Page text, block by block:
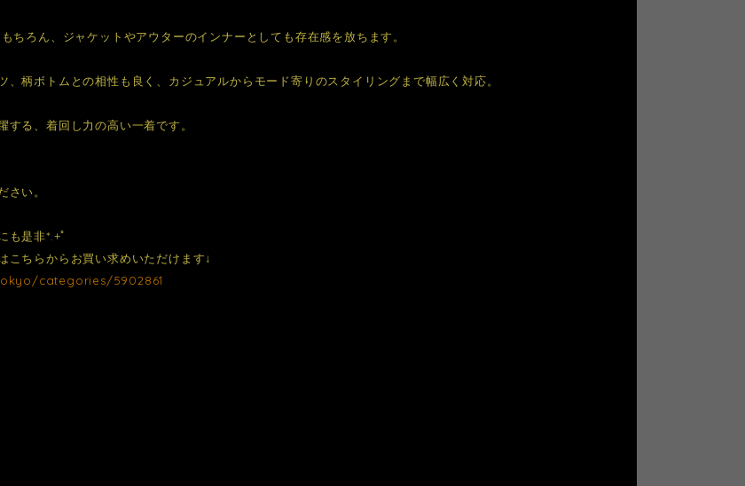
ちろん、ジャケットやアウターのインナーとしても存在感を放ちます。
、柄ボトムとの相性も良く、カジュアルからモード寄りのスタイリングまで幅広く対応。
する、着回し力の高い一着です。
さい。
も是非*.+ﾟ
こちらからお買い求めいただけます↓
categories/5902861